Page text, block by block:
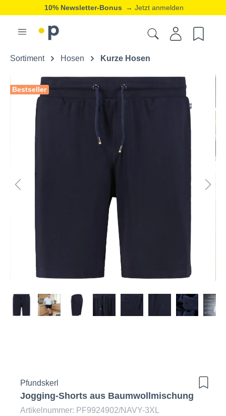
10% Newsletter-Bonus → Jetzt anmelden
Sortiment Hosen Kurze Hosen
Bestseller
Pfundskerl
Jogging-Shorts aus Baumwollmischung
Artikelnummer: PF9924902/NAVY-3XL